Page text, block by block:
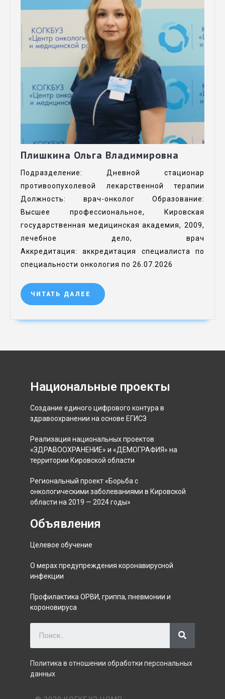
Плишкина Ольга Владимировна
Подразделение: Дневной стационар
противоопухолевой лекарственной терапии
Должность: врач-онколог Образование:
Высшее профессиональное, Кировская
государственная медицинская академия, 2009,
лечебное дело, врач
Аккредитация: аккредитация специалиста по
специальности онкология по 26.07.2026
ЧИТАТЬ ДАЛЕЕ
Национальные проекты
Создание единого цифрового контура в
здравоохранении на основе ЕГИСЗ
Реализация национальных проектов
«ЗДРАВООХРАНЕНИЕ» и «ДЕМОГРАФИЯ» на
территории Кировской области
Региональный проект «Борьба с
онкологическими заболеваниями в Кировской
области на 2019 — 2024 годы»
Объявления
Целевое обучение
О мерах предупреждения коронавирусной
инфекции
Профилактика ОРВИ, гриппа, пневмонии и
короновируса
Политика в отношении обработки персональных
данных